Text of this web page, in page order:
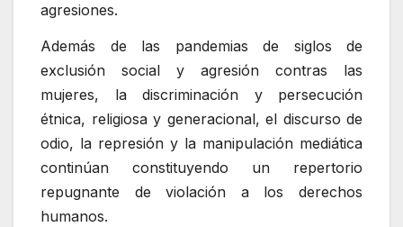
agresiones.
Además de las pandemias de siglos de
exclusión social y agresión contras las
mujeres, la discriminación y persecución
étnica, religiosa y generacional, el discurso de
odio, la represión y la manipulación mediática
continúan constituyendo un repertorio
repugnante de violación a los derechos
humanos.